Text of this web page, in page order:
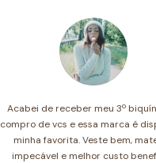
Acabei de receber meu 3º
compro de vcs e essa marca é
minha favorita. Veste bem,
impecável e melhor custo